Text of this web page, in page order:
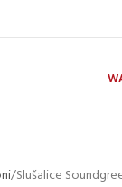
Slušalice